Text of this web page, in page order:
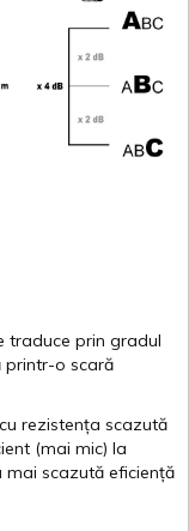
traduce prin gradul
printr-o scară
cu rezistența scazută
(mai mic) la
mai scazută eficiență